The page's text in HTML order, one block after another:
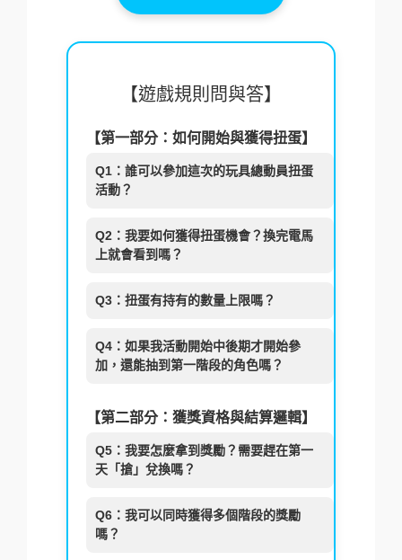
【遊戲規則問與答】
【第一部分：如何開始與獲得扭蛋】
Q1：誰可以參加這次的玩具總動員扭蛋
活動？
Q2：我要如何獲得扭蛋機會？換完電馬
上就會看到嗎？
Q3：扭蛋有持有的數量上限嗎？
Q4：如果我活動開始中後期才開始參
加，還能抽到第一階段的角色嗎？
【第二部分：獲獎資格與結算邏輯】
Q5：我要怎麼拿到獎勵？需要趕在第一
天「搶」兌換嗎？
Q6：我可以同時獲得多個階段的獎勵
嗎？